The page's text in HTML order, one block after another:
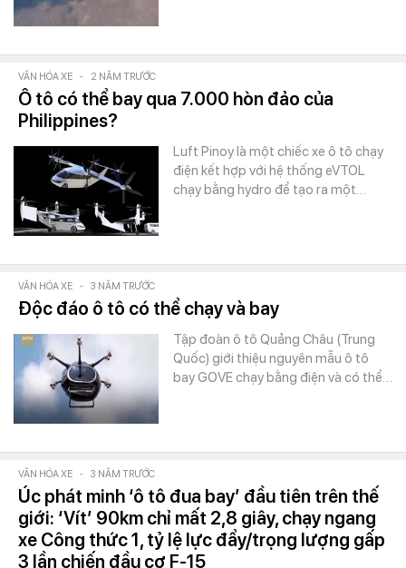
VĂN HÓA XE - 2 NĂM TRƯỚC
Ô tô có thể bay qua 7.000 hòn đảo của
Philippines?
Luft Pinoy là một chiếc xe ô tô chạy
điện kết hợp với hệ thống eVTOL
chạy bằng hydro để tạo ra một…
VĂN HÓA XE - 3 NĂM TRƯỚC
Độc đáo ô tô có thể chạy và bay
Tập đoàn ô tô Quảng Châu (Trung
Quốc) giới thiệu nguyên mẫu ô tô
bay GOVE chạy bằng điện và có thể…
VĂN HÓA XE - 3 NĂM TRƯỚC
Úc phát minh ‘ô tô đua bay’ đầu tiên trên thế
giới: ‘Vít’ 90km chỉ mất 2,8 giây, chạy ngang
xe Công thức 1, tỷ lệ lực đẩy/trọng lượng gấp
3 lần chiến đầu cơ F-15